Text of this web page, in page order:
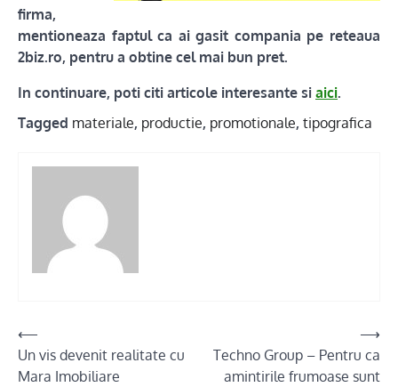
firma,
mentioneaza faptul ca ai gasit compania pe reteaua
2biz.ro, pentru a obtine cel mai bun pret.
In continuare, poti citi articole interesante si aici.
Tagged materiale, productie, promotionale, tipografica
Post
navigation
⟵
Un vis devenit realitate cu
Mara Imobiliare
Techno Group – Pentru ca
amintirile frumoase sunt
⟶